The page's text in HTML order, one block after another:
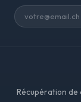
Récupération de